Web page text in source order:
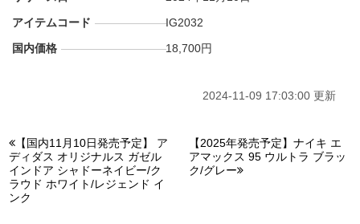
アイテムコード
IG2032
国内価格
18,700円
2024-11-09 17:03:00 更新
【国内11月10日発売予定】 ア
ディダス オリジナルス ガゼル
インドア シャドーネイビー/ク
ラウド ホワイト/レジェンド イ
ンク
【2025年発売予定】ナイキ エ
アマックス 95 ウルトラ ブラッ
ク/グレー